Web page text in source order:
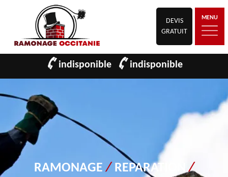
DEVIS
GRATUIT
MENU
indisponible indisponible
RAMONAGE/ REPARATION/